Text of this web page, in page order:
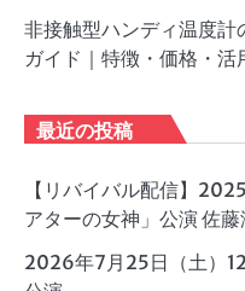
非接触型ハンディ温度計
ガイド｜特徴・価格・活
最近の投稿
【リバイバル配信】
アターの女神」公演 佐
2026年7月25日（土）